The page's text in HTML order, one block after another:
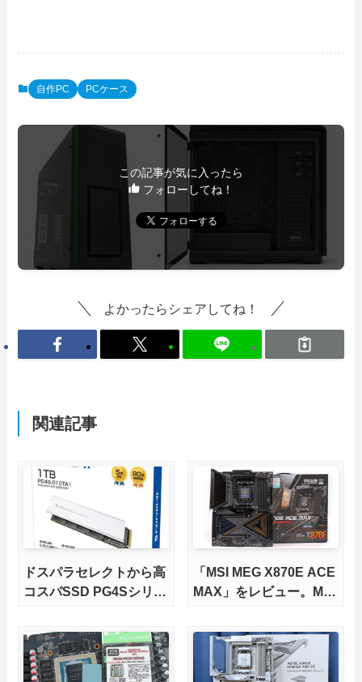
自作PC PCケース
この記事が気に入ったら
フォローしてね！
よかったらシェアしてね！
関連記事
ドスパラセレクトから高
コスパSSD PG4Sシリー
「MSI MEG X870E ACE
MAX」をレビュー。M.2
版X870Eマザーボードを
徹底検証